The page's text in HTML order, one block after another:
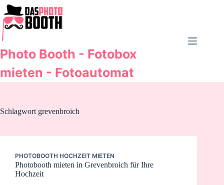
Zum
Inhalt
springen
Photo Booth - Fotobox
mieten - Fotoautomat
Schlagwort grevenbroich
PHOTOBOOTH HOCHZEIT MIETEN
Photobooth mieten in Grevenbroich für Ihre
Hochzeit